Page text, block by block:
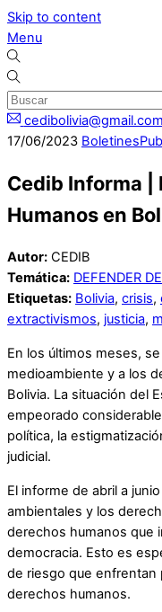
Skip to content
Menu
cedibolivia@gmail.com
17/06/2023 Boletines
Cedib Informa |
Humanos en
Autor: CEDIB
Temática: DEFENDER
Etiquetas: Bolivia, crisis,
extractivismos, justicia,
En los últimos meses,
medioambiente y a los
Bolivia. La situación del
empeorado
política, la
judicial.
El informe de abril a
ambientales y los
derechos humanos que
democracia. Esto es
de riesgo que
derechos humanos.